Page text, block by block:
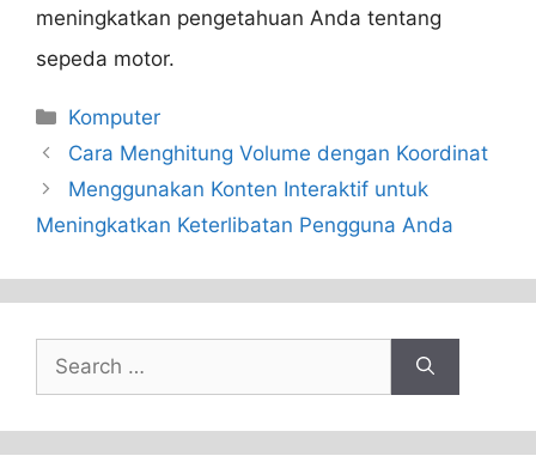
meningkatkan pengetahuan Anda tentang
sepeda motor.
Categories
Komputer
Cara Menghitung Volume dengan Koordinat
Menggunakan Konten Interaktif untuk
Meningkatkan Keterlibatan Pengguna Anda
Search
for: